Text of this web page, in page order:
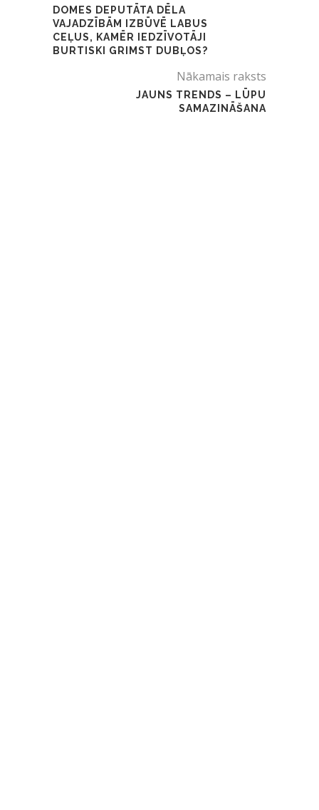
DOMES DEPUTĀTA DĒLA
VAJADZĪBĀM IZBŪVĒ LABUS
CEĻUS, KAMĒR IEDZĪVOTĀJI
BURTISKI GRIMST DUBĻOS?
Nākamais raksts
JAUNS TRENDS – LŪPU
SAMAZINĀŠANA